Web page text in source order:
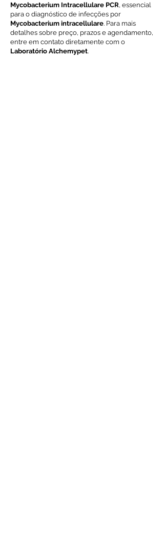
Mycobacterium Intracellulare PCR, essencial
para o diagnóstico de infecções por
Mycobacterium intracellulare. Para mais
detalhes sobre preço, prazos e agendamento,
entre em contato diretamente com o
Laboratório Alchemypet.